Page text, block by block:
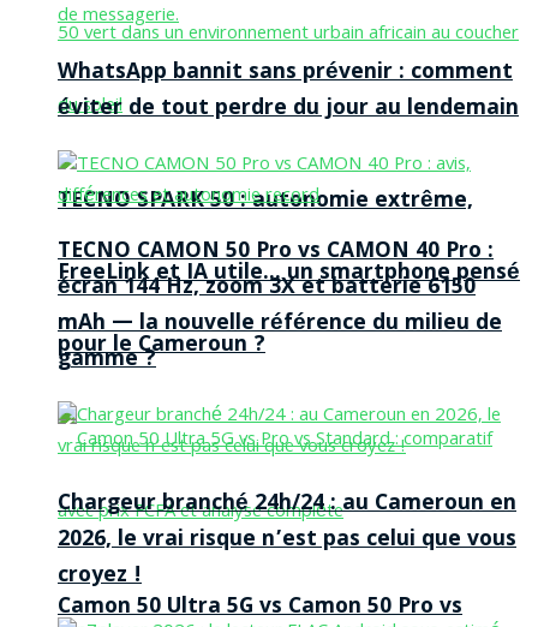
TECNO SPARK 50 : autonomie extrême,
FreeLink et IA utile… un smartphone pensé
pour le Cameroun ?
Camon 50 Ultra 5G vs Camon 50 Pro vs
WhatsApp bannit sans prévenir : comment
éviter de tout perdre du jour au lendemain
TECNO CAMON 50 Pro vs CAMON 40 Pro :
écran 144 Hz, zoom 3X et batterie 6150
mAh — la nouvelle référence du milieu de
gamme ?
Chargeur branché 24h/24 : au Cameroun en
2026, le vrai risque n’est pas celui que vous
croyez !